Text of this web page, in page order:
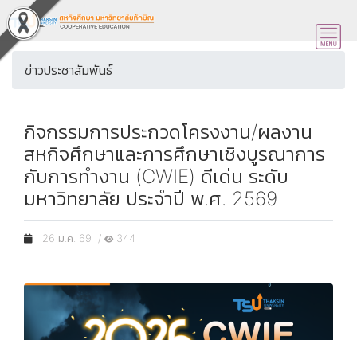
ข่าวประชาสัมพันธ์
กิจกรรมการประกวดโครงงาน/ผลงาน
สหกิจศึกษาและการศึกษาเชิงบูรณาการ
กับการทำงาน (CWIE) ดีเด่น ระดับ
มหาวิทยาลัย ประจำปี พ.ศ. 2569
26 ม.ค. 69 / 344